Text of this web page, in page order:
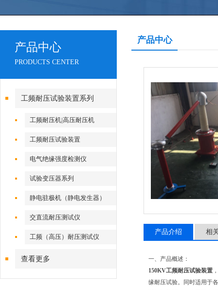
产品中心
PRODUCTS CENTER
工频耐压试验装置系列
工频耐压机|高压耐压机
工频耐压试验装置
电气绝缘强度检测仪
试验变压器系列
静电驻极机（静电发生器）
交直流耐压测试仪
工频（高压）耐压测试仪
查看更多
产品中心
产品介绍 相
一、产品概述：
150KV工频耐压试验装置
缘耐压试验。同时适用于